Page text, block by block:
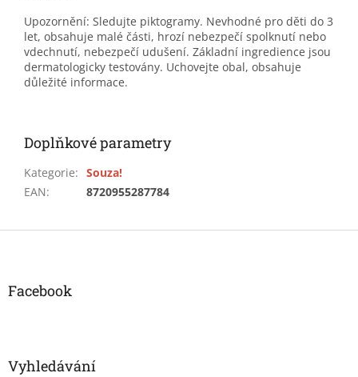
Upozornění: Sledujte piktogramy. Nevhodné pro děti do 3
let, obsahuje malé části, hrozí nebezpečí spolknutí nebo
vdechnutí, nebezpečí udušení. Základní ingredience jsou
dermatologicky testovány. Uchovejte obal, obsahuje
důležité informace.
Doplňkové parametry
Kategorie: Souza!
EAN: 8720955287784
Z
Facebook
Vyhledávání